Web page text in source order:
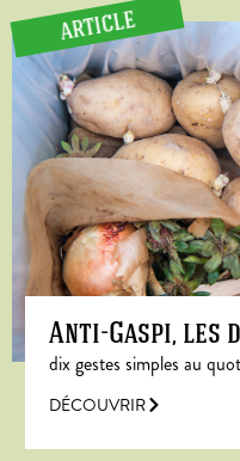
ARTICLE
Anti-Gaspi, les
dix gestes simples au
DÉCOUVRIR